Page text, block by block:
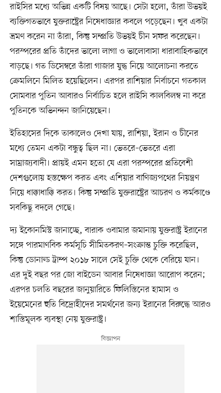
রাইসির মধ্যে অভিন্ন একটি বিষয় আছে। সেটা হলো, তাঁরা উভয়ই
ব্যক্তিগতভাবে যুক্তরাষ্ট্রের নিষেধাজ্ঞার কবলে পড়েছেন। খুব একটা
ভ্রমণ করেন না তাঁরা, কিন্তু সম্প্রতি উভয়ই চীন সফর করেছেন।
পরস্পরের প্রতি তাঁদের ভালো লাগা ও ভালোবাসা ধারাবাহিকভাবে
বাড়ছে। গত ডিসেম্বরে তাঁরা গাজার যুদ্ধ নিয়ে আলোচনা করতে
ক্রেমলিনে মিলিত হয়েছিলেন। এরপর রাশিয়ার নির্বাচনে গতকাল
সোমবার পুতিন আবারও নির্বাচিত হলে রাইসি কালবিলম্ব না করে
পুতিনকে অভিনন্দন জানিয়েছেন।
ইতিহাসের দিকে তাকালেও দেখা যায়, রাশিয়া, ইরান ও চীনের
মধ্যে তেমন একটা বন্ধুত্ব ছিল না। ভেতরে–ভেতরে এরা
সাম্রাজ্যবাদী। প্রায়ই এমন হতো যে এরা পরস্পরের প্রতিবেশী
দেশগুলোয় হস্তক্ষেপ করত এবং এশিয়ার বাণিজ্যপথের নিয়ন্ত্রণ
নিয়ে ধাক্কাধাক্কি করত। কিন্তু সম্প্রতি যুক্তরাষ্ট্রের আচরণ ও কর্মকাণ্ডে
সবকিছু বদলে গেছে।
দ্য ইকোনমিস্ট জানাচ্ছে, বারাক ওবামার জমানায় যুক্তরাষ্ট্র ইরানের
সঙ্গে পারমাণবিক কর্মসূচি সীমিতকরণ–সংক্রান্ত চুক্তি করেছিল,
কিন্তু ডোনাল্ড ট্রাম্প ২০১৮ সালে সেই চুক্তি থেকে বেরিয়ে যান।
এর দুই বছর পর জো বাইডেন আবার নিষেধাজ্ঞা আরোপ করেন;
এরপর চলতি বছরের জানুয়ারিতে ফিলিস্তিনের হামাস ও
ইয়েমেনের হুতি বিদ্রোহীদের সমর্থনের জন্য ইরানের বিরুদ্ধে আরও
শাস্তিমূলক ব্যবস্থা নেয় যুক্তরাষ্ট্র।